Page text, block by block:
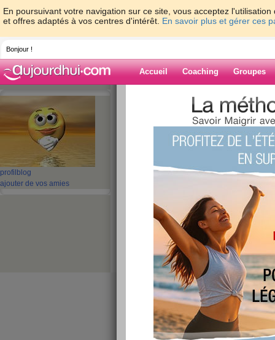
En poursuivant votre navigation sur ce site, vous acceptez
et offres adaptés à vos centres d'intérêt. En savoir plus et gérer ces
Bonjour !
Accueil Coaching Groupes
profil blog
ajouter de vos amies
> mamoune92
Blog de
3 4
c'est moi !!!
publié le 23/09/2008 à 06:04
salut à toutes , me revoilà pour vous faire un
bien passé, j'ai trouvé un emploi à mi-temps,
toutes c'est idem, Merci à toutes celles qui